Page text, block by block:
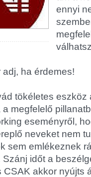
ennyi
ha érdemes!
tökéletes
a megfelelő
eseményről,
neveket nem
sem emlékeznek
időt a
CSAK akkor nyújts